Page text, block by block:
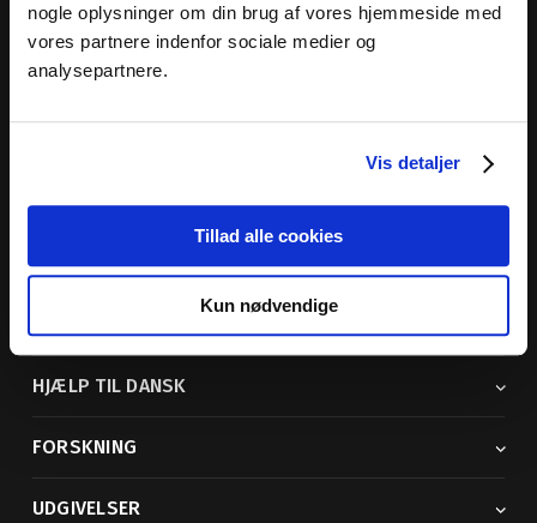
nogle oplysninger om din brug af vores hjemmeside med
vores partnere indenfor sociale medier og
analysepartnere.
Vis detaljer
Tillad alle cookies
Kun nødvendige
Dansk Sprognævn
Adelgade 119 B
5400 Bogense
· adm@dsn.dk
HJÆLP TIL DANSK
FORSKNING
UDGIVELSER